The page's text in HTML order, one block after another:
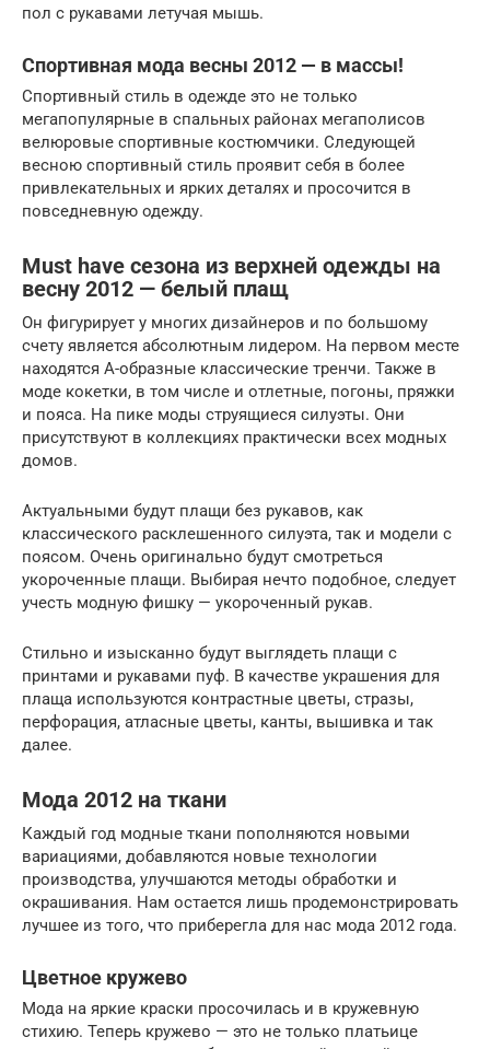
пол с рукавами летучая мышь.
Спортивная мода весны 2012 — в массы!
Спортивный стиль в одежде это не только
мегапопулярные в спальных районах мегаполисов
велюровые спортивные костюмчики. Следующей
весною спортивный стиль проявит себя в более
привлекательных и ярких деталях и просочится в
повседневную одежду.
Must have сезона из верхней одежды на
весну 2012 — белый плащ
Он фигурирует у многих дизайнеров и по большому
счету является абсолютным лидером. На первом месте
находятся А-образные классические тренчи. Также в
моде кокетки, в том числе и отлетные, погоны, пряжки
и пояса. На пике моды струящиеся силуэты. Они
присутствуют в коллекциях практически всех модных
домов.
Актуальными будут плащи без рукавов, как
классического расклешенного силуэта, так и модели с
поясом. Очень оригинально будут смотреться
укороченные плащи. Выбирая нечто подобное, следует
учесть модную фишку — укороченный рукав.
Стильно и изысканно будут выглядеть плащи с
принтами и рукавами пуф. В качестве украшения для
плаща используются контрастные цветы, стразы,
перфорация, атласные цветы, канты, вышивка и так
далее.
Мода 2012 на ткани
Каждый год модные ткани пополняются новыми
вариациями, добавляются новые технологии
производства, улучшаются методы обработки и
окрашивания. Нам остается лишь продемонстрировать
лучшее из того, что приберегла для нас мода 2012 года.
Цветное кружево
Мода на яркие краски просочилась и в кружевную
стихию. Теперь кружево — это не только платьице